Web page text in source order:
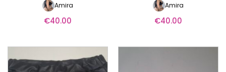
Amira
€40.00
Amira
€40.00